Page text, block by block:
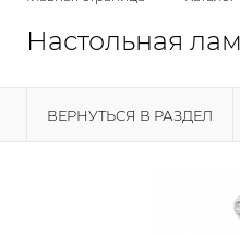
Настольная
ВЕРНУТЬСЯ В РАЗДЕЛ